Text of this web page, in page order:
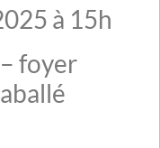
à 15h
foyer